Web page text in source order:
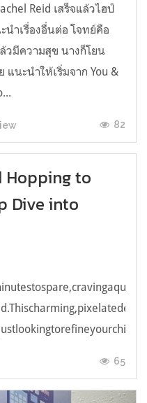
Reid เสร็จแล้วไฮป์
นำเรื่องอื่นต่อ โจทย์คือ
วมีความสุข นางก็โยน
แนะนำให้เริ่มจาก You &
82
Hopping to
Dive into
65